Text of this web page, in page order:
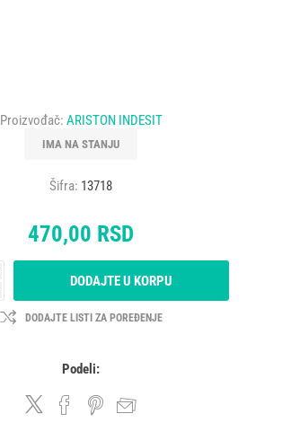
Proizvođač: ARISTON INDESIT
IMA NA STANJU
Šifra: 13718
470,00 RSD
DODAJTE U KORPU
DODAJTE LISTI ZA POREĐENJE
Podeli: